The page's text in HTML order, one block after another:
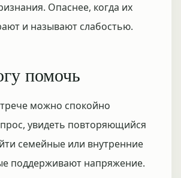
Опаснее, когда их
и называют слабостью.
помочь
можно спокойно
увидеть повторяющийся
семейные или внутренние
поддерживают напряжение.